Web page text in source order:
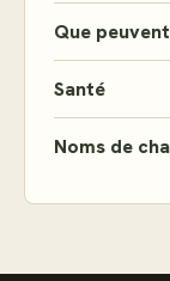
Que
Santé
Noms de